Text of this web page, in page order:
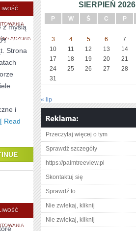
CHUSTY
I
OTULACZE
z myślą
Strona
i
[ Read
ZAGROŻENIA
SIERPIEŃ 2026
P W Ś C P
3
4 5 6 7
10
11 12 13 14
17
18 19 20 21
24
25 26 27 28
31
« lip
Przeczytaj więcej o tym
Sprawdź szczegóły
https://palmtreeview.pl
Skontaktuj się
Sprawdź to
Nie zwlekaj, kliknij
Nie zwlekaj, kliknij